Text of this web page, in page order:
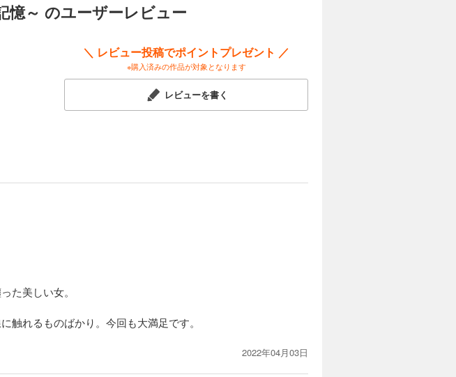
～ のユーザーレビュー
＼ レビュー投稿でポイントプレゼント ／
※購入済みの作品が対象となります
レビューを書く
た美しい女。
触れるものばかり。今回も大満足です。
2022年04月03日